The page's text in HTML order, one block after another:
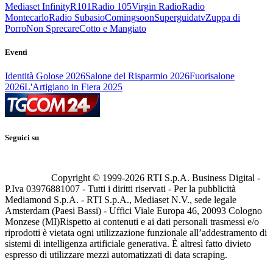
Mediaset InfinityR101Radio 105Virgin RadioRadio
MontecarloRadio SubasioComingsoonSuperguidatvZuppa di
PorroNon SprecareCotto e Mangiato
Eventi
Identità Golose 2026Salone del Risparmio 2026Fuorisalone
2026L'Artigiano in Fiera 2025
Seguici su
Copyright © 1999-2026 RTI S.p.A. Business Digital -
P.Iva 03976881007 - Tutti i diritti riservati - Per la pubblicità
Mediamond S.p.A. - RTI S.p.A., Mediaset N.V., sede legale
Amsterdam (Paesi Bassi) - Uffici Viale Europa 46, 20093 Cologno
Monzese (MI)Rispetto ai contenuti e ai dati personali trasmessi e/o
riprodotti è vietata ogni utilizzazione funzionale all’addestramento di
sistemi di intelligenza artificiale generativa. È altresì fatto divieto
espresso di utilizzare mezzi automatizzati di data scraping.